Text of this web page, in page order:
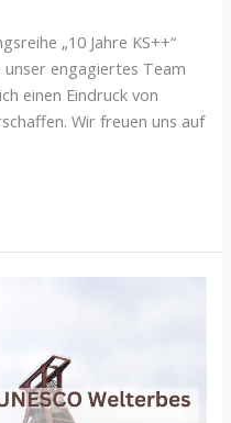
„10 Jahre KS++“
engagiertes Team
einen Eindruck von
Wir freuen uns auf